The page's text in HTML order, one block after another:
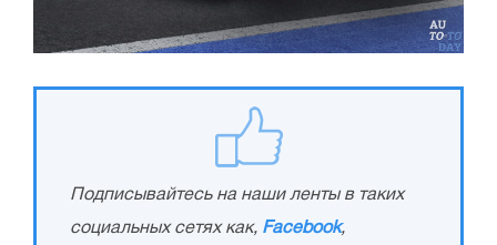
Подписывайтесь на наши ленты в таких
социальных сетях как, Facebook,